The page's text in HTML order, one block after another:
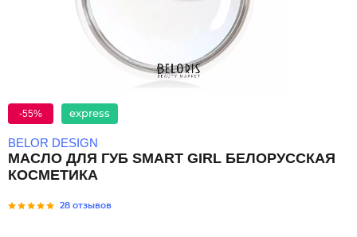
-55% express
BELOR DESIGN
МАСЛО ДЛЯ ГУБ SMART GIRL БЕЛОРУССКАЯ
КОСМЕТИКА
28 отзывов